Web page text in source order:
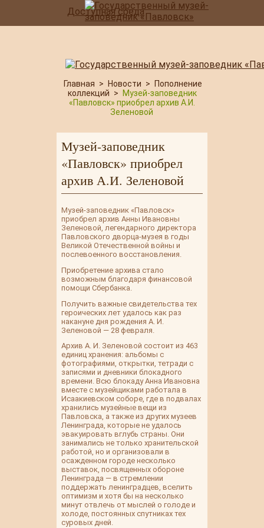
Доступная среда
Главная > Новости >
Пополнение
коллекций >
Музей-заповедник
«Павловск» приобрел архив А.И.
Зеленовой
Музей-заповедник
«Павловск» приобрел
архив А.И. Зеленовой
Музей-заповедник «Павловск»
приобрел архив Анны Ивановны
Зеленовой, легендарного директора
Павловского дворца-музея в годы
Великой Отечественной войны и
послевоенного восстановления.
Приобретение архива стало
возможным благодаря финансовой
помощи Сбербанка.
Получить важные свидетельства тех
героических лет удалось как раз
накануне дня рождения А. И.
Зеленовой — 28 февраля.
Архив А. И. Зеленовой состоит из 463
единиц хранения: альбомы с
фотографиями, открытки, тетради с
записями и дневники блокадного
времени. Всю блокаду Анна Ивановна
вместе с музейщиками работала в
Исаакиевском соборе, где в подвалах
хранились музейные вещи из
Павловска, а также из других музеев
Ленинграда, которые не удалось
эвакуировать вглубь страны. Они
занимались не только хранительской
работой, но и организовали в
осажденном городе несколько
выставок, посвященных обороне
Ленинграда — в стремлении
поддержать ленинградцев, вселить
оптимизм и хотя бы на несколько
минут отвлечь от мыслей о голоде и
холоде, постоянных спутниках тех
суровых дней.